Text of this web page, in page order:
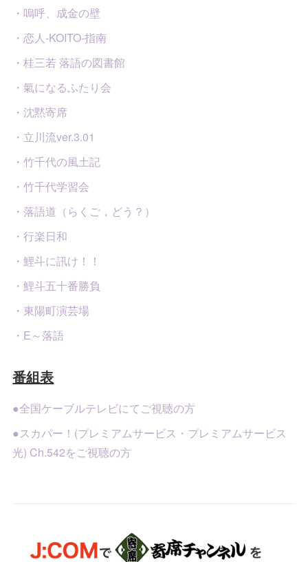
・嗚呼、成金の壁
・恋人-KOITO-指南
・桂三若 落語の図書館
・氣になるふたり会
・沈黙寄席
・立川流ver.3.01
・竹千代の風土記
・竹千代学習会
・落語道（らくご，どう？）
・行楽日和
・鯉斗に訊け！！
・鯉斗五十番勝負
・東陽町演芸場
・E～落語
番組表
●全国ケーブルテレビにてご視聴の方
●スカパー！(プレミアムサービス・プレミアムサービス
光) Ch.542をご視聴の方